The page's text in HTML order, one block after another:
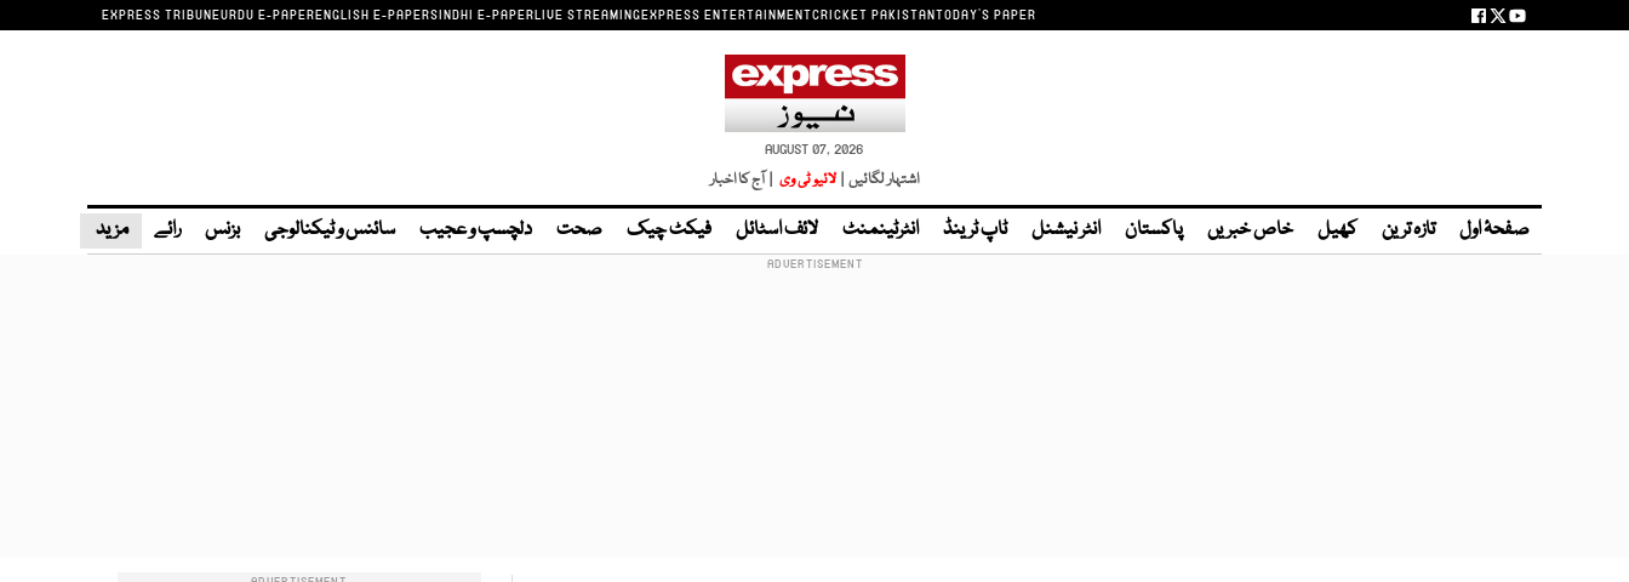
EXPRESS TRIBUNEURDU E-PAPERENGLISH E-PAPERSINDHI E-PAPERLIVE STREAMINGEXPRESS ENTERTAINMENTCRICKET PAKISTANTODAY'S PAPER
AUGUST 07, 2026
اشتہار لگائیں | لائیو ٹی وی | آج کا اخبار
صفحۂ اول تازہ ترین کھیل خاص خبریں پاکستان انٹر نیشنل ٹاپ ٹرینڈ انٹرٹینمنٹ لائف اسٹائل فیکٹ چیک صحت دلچسپ و عجیب سائنس و ٹیکنالوجی بزنس رائے مزید